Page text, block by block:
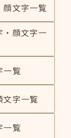
顔文字一覧
・顔文字一
一覧
文字一覧
一覧